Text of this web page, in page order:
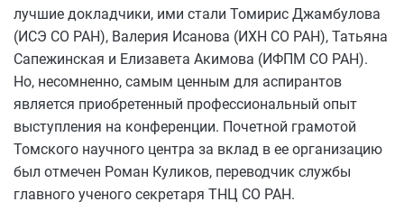
лучшие докладчики, ими стали Томирис Джамбулова
(ИСЭ СО РАН), Валерия Исанова (ИХН СО РАН), Татьяна
Сапежинская и Елизавета Акимова (ИФПМ СО РАН).
Но, несомненно, самым ценным для аспирантов
является приобретенный профессиональный опыт
выступления на конференции. Почетной грамотой
Томского научного центра за вклад в ее организацию
был отмечен Роман Куликов, переводчик службы
главного ученого секретаря ТНЦ СО РАН.